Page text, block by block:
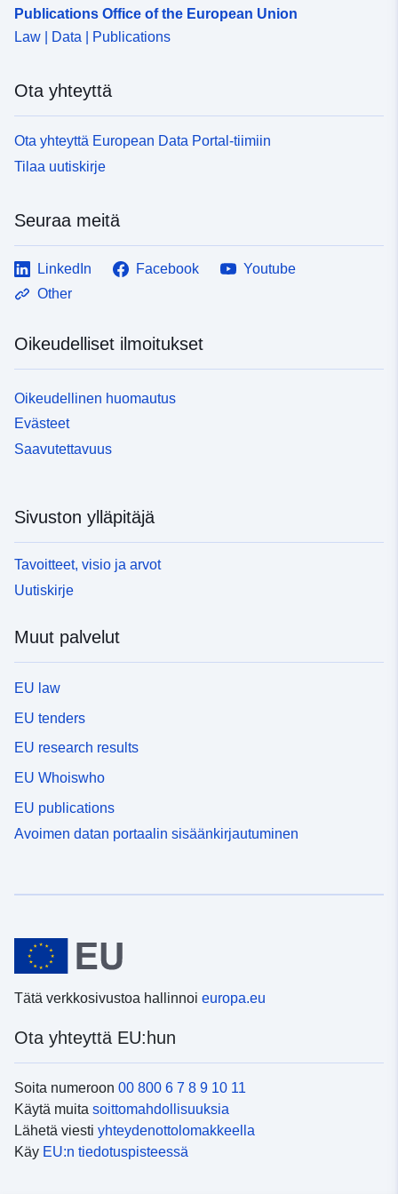
Publications Office of the European Union
Law | Data | Publications
Ota yhteyttä
Ota yhteyttä European Data Portal-tiimiin
Tilaa uutiskirje
Seuraa meitä
LinkedIn Facebook
Youtube
Other
Oikeudelliset ilmoitukset
Oikeudellinen huomautus
Evästeet
Saavutettavuus
Sivuston ylläpitäjä
Tavoitteet, visio ja arvot
Uutiskirje
Muut palvelut
EU law
EU tenders
EU research results
EU Whoiswho
EU publications
Avoimen datan portaalin sisäänkirjautuminen
Tätä verkkosivustoa hallinnoi europa.eu
Ota yhteyttä EU:hun
Soita numeroon 00 800 6 7 8 9 10 11
Käytä muita soittomahdollisuuksia
Lähetä viesti yhteydenottolomakkeella
Käy EU:n tiedotuspisteessä